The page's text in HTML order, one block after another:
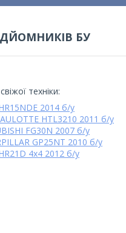
БУ
техніки:
2014 б/у
HTL3210 2011 б/у
FG30N 2007 б/у
GP25NT 2010 б/у
4x4 2012 б/у